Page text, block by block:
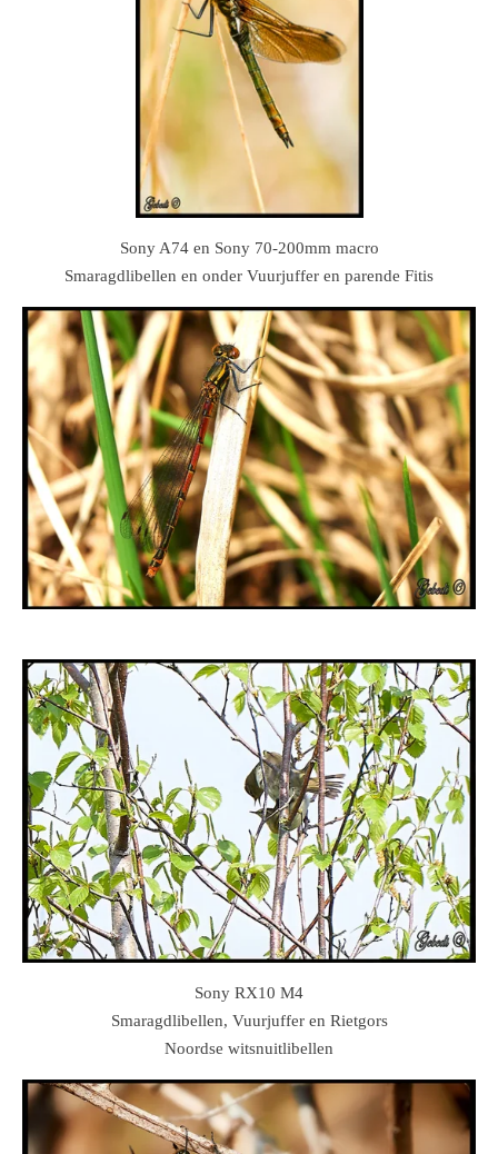
Sony A74 en Sony 70-200mm macro
Smaragdlibellen en onder Vuurjuffer en parende Fitis
Sony RX10 M4
Smaragdlibellen, Vuurjuffer en Rietgors
Noordse witsnuitlibellen